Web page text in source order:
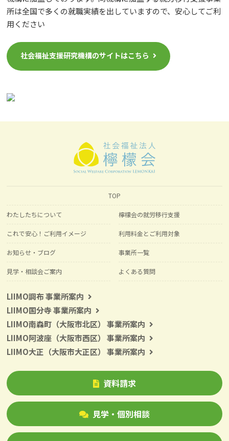
所は全国で多くの就職実績を出していますので、安心してご利
用ください
社会福祉支援研究機構のサイトはこちら
TOP
わたしたちについて 檸檬会の就労移行支援
これで安心！ご利用イメージ 利用料金とご利用対象
お知らせ・ブログ 事業所一覧
見学・相談会ご案内 よくある質問
LIIMO調布 事業所案内
LIIMO国分寺 事業所案内
LIIMO南森町（大阪市北区） 事業所案内
LIIMO阿波座（大阪市西区） 事業所案内
LIIMO大正（大阪市大正区） 事業所案内
資料請求
見学・個別相談